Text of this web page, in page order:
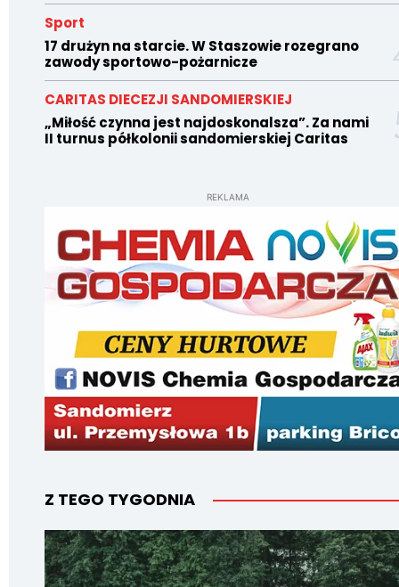
Sport
17 drużyn na starcie. W Staszowie rozegrano
zawody sportowo-pożarnicze
CARITAS DIECEZJI SANDOMIERSKIEJ
„Miłość czynna jest najdoskonalsza”. Za nami
II turnus półkolonii sandomierskiej Caritas
REKLAMA
Z TEGO TYGODNIA